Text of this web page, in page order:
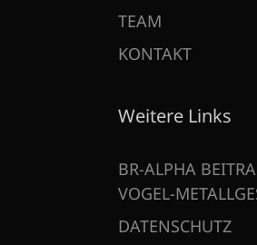
TEAM
KONTAKT
Weitere Links
BR-ALPHA
VOGEL-
DATENSCHUTZ